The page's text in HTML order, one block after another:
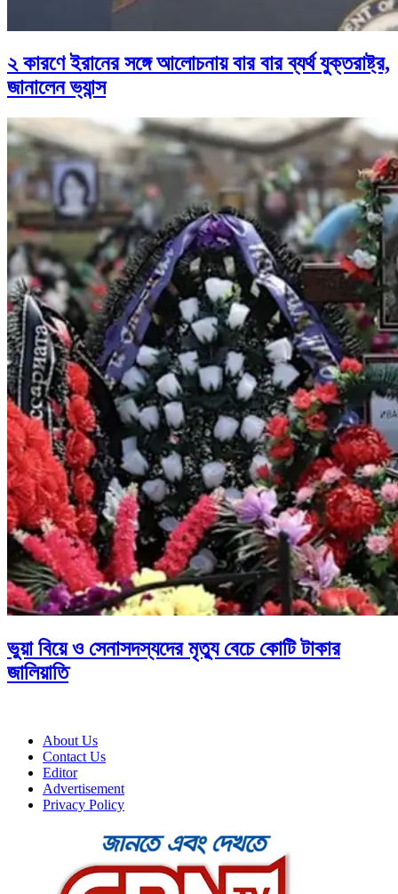
২ কারণে ইরানের সঙ্গে আলোচনায় বার বার ব্যর্থ যুক্তরাষ্ট্র,
জানালেন ভ্যান্স
ভুয়া বিয়ে ও সেনাসদস্যদের মৃত্যু বেচে কোটি টাকার
জালিয়াতি
About Us
Contact Us
Editor
Advertisement
Privacy Policy